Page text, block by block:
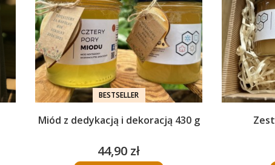
BESTSELLER
Miód z dedykacją i dekoracją 430 g
Cena
44,90 zł